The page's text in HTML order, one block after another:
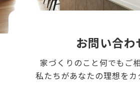
お問い合わ
家づくりのこと何でもご
私たちがあなたの理想を